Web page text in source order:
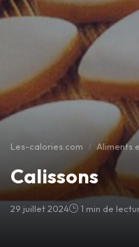
Les-calories.com Aliments
Calissons
29 juillet 2024 1 min de